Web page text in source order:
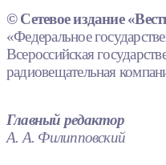
© Сетевое издание
«Федеральное
Всероссийская
радиовещательная
Главный редактор
А. А. Филипповский